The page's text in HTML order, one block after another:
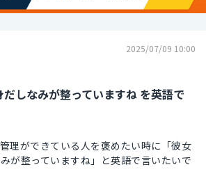
2025/07/09 10:00
しなみが整っていますね を英語で
理ができている人を褒めたい時に「彼女
が整っていますね」と英語で言いたいで